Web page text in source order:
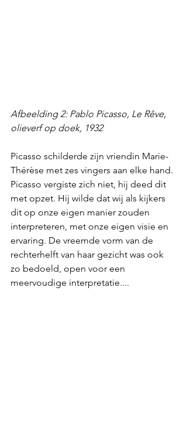
Afbeelding 2: Pablo Picasso, Le Rêve,
olieverf op doek, 1932
Picasso schilderde zijn vriendin Marie-
Thérèse met zes vingers aan elke hand.
Picasso vergiste zich niet, hij deed dit
met opzet. Hij wilde dat wij als kijkers
dit op onze eigen manier zouden
interpreteren, met onze eigen visie en
ervaring. De vreemde vorm van de
rechterhelft van haar gezicht was ook
zo bedoeld, open voor een
meervoudige interpretatie....